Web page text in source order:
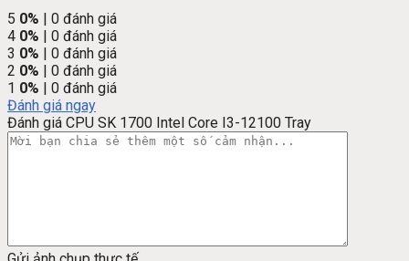
5 0% | 0 đánh giá
4 0% | 0 đánh giá
3 0% | 0 đánh giá
2 0% | 0 đánh giá
1 0% | 0 đánh giá
Đánh giá ngay
Đánh giá CPU SK 1700 Intel Core I3-12100 Tray